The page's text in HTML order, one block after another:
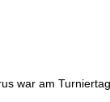
war am